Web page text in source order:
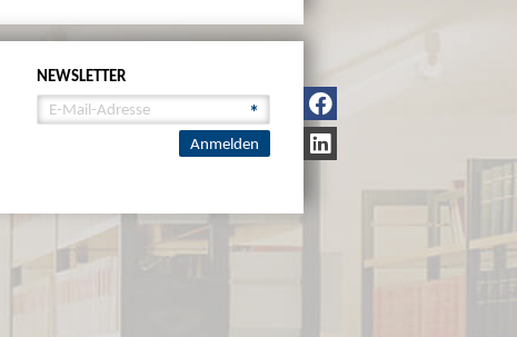
NEWSLETTER